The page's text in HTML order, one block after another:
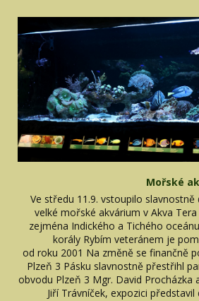
Mořské
Ve středu 11.9. vstoupilo
velké mořské akvárium v Akva
zejména Indického a Tichého
korály Rybím veteránem je
od roku 2001 Na změně se finančně
Plzeň 3 Pásku slavnostně přestřihl
obvodu Plzeň 3 Mgr. David Procházka
Jiří Trávníček, expozici